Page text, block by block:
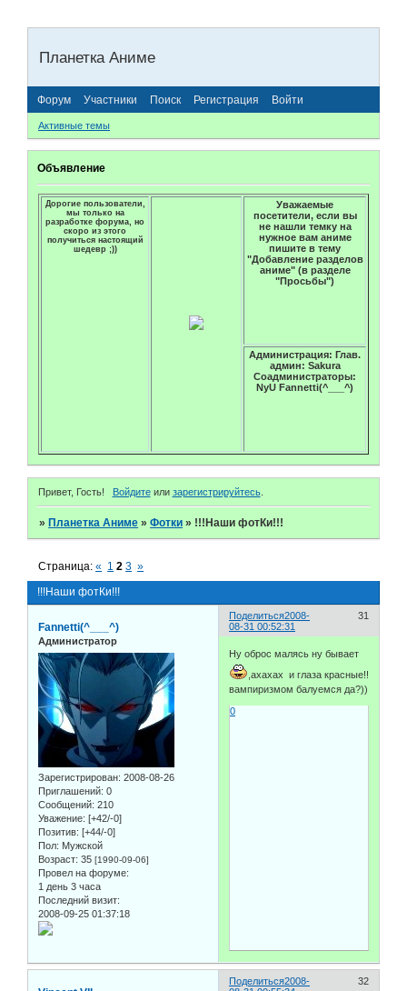
Планетка Аниме
Форум Участники Поиск Регистрация Войти
Активные темы
Объявление
Дорогие пользователи,
мы только на
разработке форума, но
скоро из этого
получиться настоящий
шедевр ;))
Уважаемые
посетители, если вы
не нашли темку на
нужное вам аниме
пишите в тему
"Добавление разделов
аниме" (в разделе
"Просьбы")
Администрация: Глав.
админ: Sakura
Соадминистраторы:
NyU Fannetti(^___^)
Привет, Гость! Войдитеили зарегистрируйтесь.
» Планетка Аниме »Фотки » !!!Наши фотКи!!!
!!!Наши фотКи!!!
Страница:« 1 2 3 »
Поделиться 31
2008-
08-31 00:52:31
Fannetti(^___^)
Администратор
Зарегистрирован: 2008-08-26
Приглашений: 0
Сообщений: 210
Уважение: [+42/-0]
Позитив: [+44/-0]
Пол: Мужской
Возраст: 35 [1990-09-06]
Провел на форуме:
1 день 3 часа
Последний визит:
2008-09-25 01:37:18
Ну оброс малясь ну бывает
,ахахах и глаза красные!!
вампиризмом балуемся да?))
0
Поделиться 32
2008-